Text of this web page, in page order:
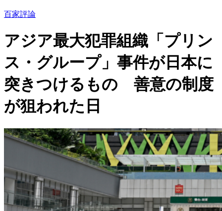
百家評論
アジア最大犯罪組織「プリン
ス・グループ」事件が日本に
突きつけるもの 善意の制度
が狙われた日